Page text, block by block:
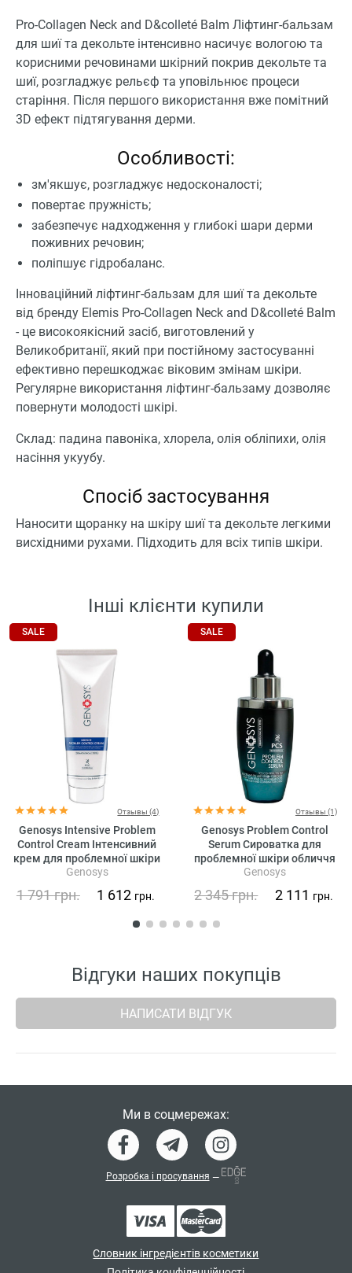
Pro-Collagen Neck and D&colleté Balm Ліфтинг-бальзам
для шиї та декольте інтенсивно насичує вологою та
корисними речовинами шкірний покрив декольте та
шиї, розгладжує рельєф та уповільнює процеси
старіння. Після першого використання вже помітний
3D ефект підтягування дерми.
Особливості:
зм'якшує, розгладжує недосконалості;
повертає пружність;
забезпечує надходження у глибокі шари дерми
поживних речовин;
поліпшує гідробаланс.
Інноваційний ліфтинг-бальзам для шиї та декольте
від бренду Elemis Pro-Collagen Neck and D&colleté Balm
- це високоякісний засіб, виготовлений у
Великобританії, який при постійному застосуванні
ефективно перешкоджає віковим змінам шкіри.
Регулярне використання ліфтинг-бальзаму дозволяє
повернути молодості шкірі.
Склад: падина павоніка, хлорела, олія обліпихи, олія
насіння укуубу.
Спосіб застосування
Наносити щоранку на шкіру шиї та декольте легкими
висхідними рухами. Підходить для всіх типів шкіри.
Інші клієнти купили
SALE
Отзывы (4)
Genosys Intensive Problem
Control Cream Інтенсивний
крем для проблемної шкіри
Genosys
1 791грн. 1 612 грн.
SALE
Отзывы (1)
Genosys Problem Control
Serum Сироватка для
проблемної шкіри обличчя
Genosys
2 345грн. 2 111 грн.
Відгуки наших покупців
НАПИСАТИ ВІДГУК
Словник інгредієнтів косметики
Ми в соцмережах:
Розробка і просування —